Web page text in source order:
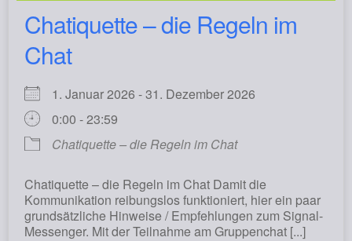
Chatiquette – die Regeln im
Chat
1. Januar 2026 - 31. Dezember 2026
0:00 - 23:59
Chatiquette – die Regeln im Chat
Chatiquette – die Regeln im Chat Damit die
Kommunikation reibungslos funktioniert, hier ein paar
grundsätzliche Hinweise / Empfehlungen zum Signal-
Messenger. Mit der Teilnahme am Gruppenchat [...]